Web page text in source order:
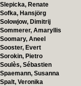
Slepicka, Renate
Sofka, Hansjörg
Solowjow, Dimitrij
Sommerer, Amaryllis
Soomary, Aneel
Sooster, Evert
Sorokin, Pietro
Soulès, Sébastien
Spaemann, Susanna
Spalt, Veronika